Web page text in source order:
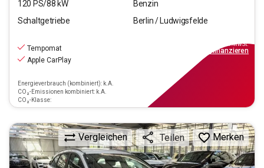
120 PS/88 kW
Benzin
Schaltgetriebe
Berlin / Ludwigsfelde
Tempomat
Apple CarPlay
Energieverbrauch (kombiniert): k.A.
CO₂-Emissionen kombiniert: k.A.
CO₂-Klasse:
inkl.MwSt.
finanzieren
Vergleichen Teilen Merken